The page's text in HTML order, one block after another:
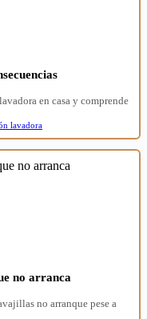
en casa y comprende
lavadora
no arranca
no arranque pese a